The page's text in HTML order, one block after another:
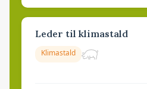
Leder til klimastald
Klimastald